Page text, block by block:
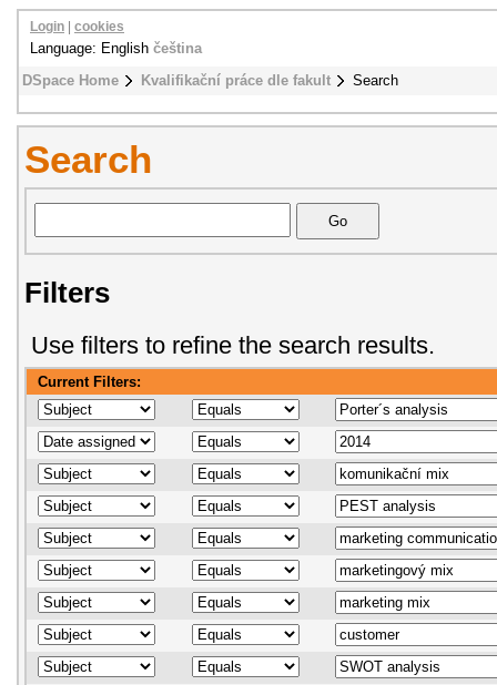
DSpace Home Kvalifikační práce dle fakult Search
Login cookies
Language: English čeština
Search
Filters
Use filters to refine the search results.
Current Filters: